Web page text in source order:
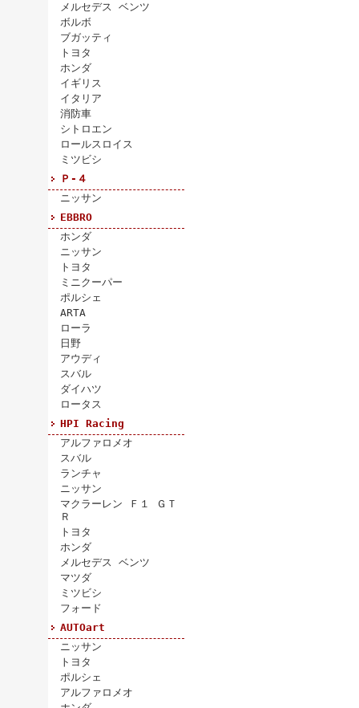
メルセデス ベンツ
ボルボ
ブガッティ
トヨタ
ホンダ
イギリス
イタリア
消防車
シトロエン
ロールスロイス
ミツビシ
Ｐ-４
ニッサン
EBBRO
ホンダ
ニッサン
トヨタ
ミニクーパー
ポルシェ
ARTA
ローラ
日野
アウディ
スバル
ダイハツ
ロータス
HPI Racing
アルファロメオ
スバル
ランチャ
ニッサン
マクラーレン Ｆ１ ＧＴ
Ｒ
トヨタ
ホンダ
メルセデス ベンツ
マツダ
ミツビシ
フォード
AUTOart
ニッサン
トヨタ
ポルシェ
アルファロメオ